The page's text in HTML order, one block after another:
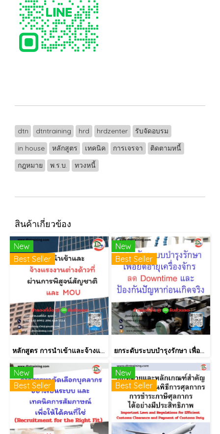
dtn dtntraining hrd hrdzenter
รับจัดอบรม
in house
หลักสูตร เทคนิค การเจรจา
ติดตามหนี้
กฎหมาย
พ.ร.บ. ทวงหนี้
สินค้าเกี่ยวข้อง
New
Best Seller
หลักสูตร การนำเข้าและจ้างแรงงานต่างด้าวที่ผ่านการพิสูจน์สัญชาติ และ MOU.
New
Best Seller
ยกระดับระบบบำรุงรักษา เพื่อยืดอายุเครื่องจักร ลด Downtime และป้องกันปัญหาก่อนเกิดจริง
New
Best Seller
New
Best Seller